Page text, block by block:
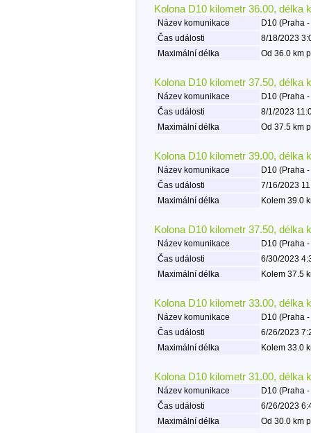
Kolona D10 kilometr 36.00, délka
Název komunikace
D10 (Praha
Čas události
8/18/2023
Maximální délka
Od 36.0 km
Kolona D10 kilometr 37.50, délka
Název komunikace
D10 (Praha
Čas události
8/1/2023
Maximální délka
Od 37.5 km
Kolona D10 kilometr 39.00, délka
Název komunikace
D10 (Praha
Čas události
7/16/2023
Maximální délka
Kolem 39.0
Kolona D10 kilometr 37.50, délka
Název komunikace
D10 (Praha
Čas události
6/30/2023
Maximální délka
Kolem 37.5
Kolona D10 kilometr 33.00, délka
Název komunikace
D10 (Praha
Čas události
6/26/2023
Maximální délka
Kolem 33.0
Kolona D10 kilometr 31.00, délka
Název komunikace
D10 (Praha
Čas události
6/26/2023
Maximální délka
Od 30.0 km